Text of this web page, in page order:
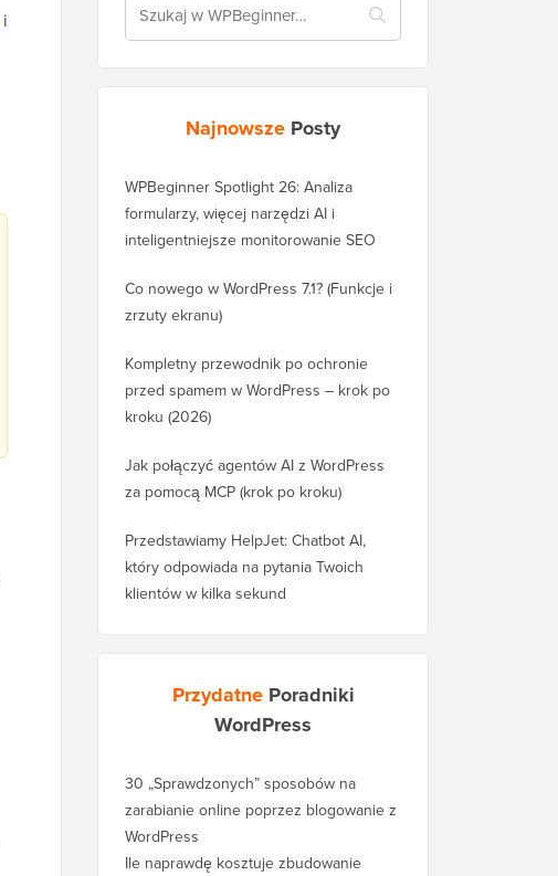
i
Najnowsze Posty
WPBeginner Spotlight 26: Analiza
formularzy, więcej narzędzi AI i
inteligentniejsze monitorowanie SEO
Co nowego w WordPress 7.1? (Funkcje i
zrzuty ekranu)
Kompletny przewodnik po ochronie
przed spamem w WordPress – krok po
kroku (2026)
Jak połączyć agentów AI z WordPress
za pomocą MCP (krok po kroku)
Przedstawiamy HelpJet: Chatbot AI,
który odpowiada na pytania Twoich
klientów w kilka sekund
Przydatne Poradniki
WordPress
30 „Sprawdzonych” sposobów na
zarabianie online poprzez blogowanie z
WordPress
Ile naprawdę kosztuje zbudowanie